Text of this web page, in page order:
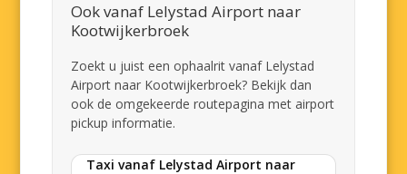
Ook vanaf Lelystad Airport naar
Kootwijkerbroek
Zoekt u juist een ophaalrit vanaf Lelystad
Airport naar Kootwijkerbroek? Bekijk dan
ook de omgekeerde routepagina met airport
pickup informatie.
Taxi vanaf Lelystad Airport naar